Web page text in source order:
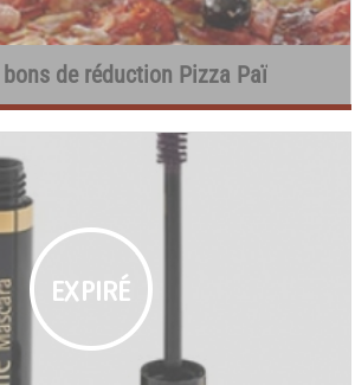
de réduction Pizza Paï